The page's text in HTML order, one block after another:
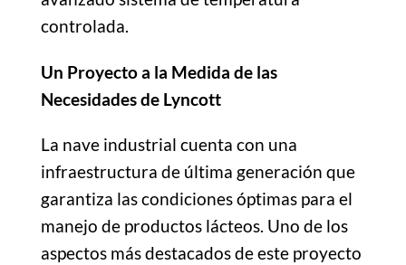
controlada.
Un Proyecto a la Medida de las
Necesidades de Lyncott
La nave industrial cuenta con una
infraestructura de última generación que
garantiza las condiciones óptimas para el
manejo de productos lácteos. Uno de los
aspectos más destacados de este proyecto